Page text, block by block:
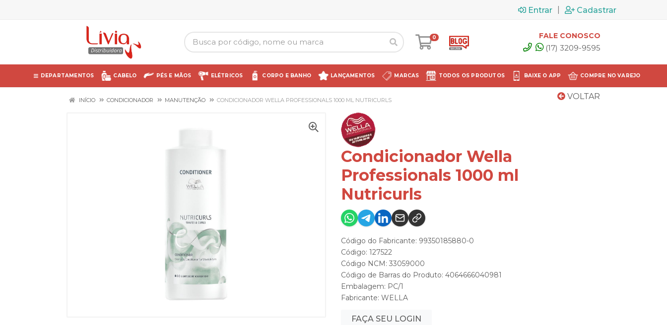
Entrar Cadastrar
0 FALE CONOSCO
(17) 3209-9595
DEPARTAMENTOS CABELO PÉS E MÃOS ELÉTRICOS CORPO E BANHO LANÇAMENTOS MARCAS TODOS OS PRODUTOS BAIXE O APP COMPRE NO VAREJO
VOLTAR
INÍCIO CONDICIONADOR MANUTENÇÃO CONDICIONADOR WELLA PROFESSIONALS 1000 ML NUTRICURLS
Condicionador Wella
Professionals 1000 ml
Nutricurls
Código do Fabricante: 99350185880-0
Código: 127522
Código NCM: 33059000
Código de Barras do Produto: 4064666040981
Embalagem: PC/1
Fabricante: WELLA
FAÇA SEU LOGIN